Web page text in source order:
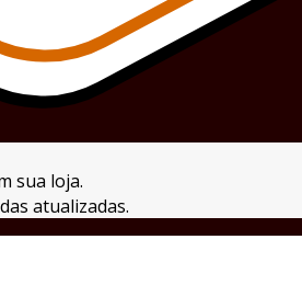
sua loja.
atualizadas.